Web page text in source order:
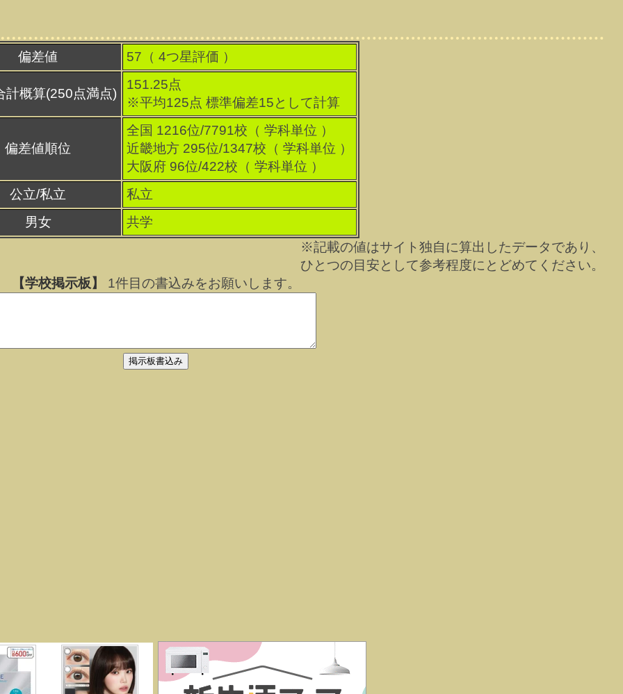
偏差値 57（ 4つ星評価 ）
計概算(250点満点)
151.25点
※平均125点 標準偏差15として計算
偏差値順位
全国 1216位/7791校（ 学科単位 ）
近畿地方 295位/1347校（ 学科単位 ）
大阪府 96位/422校（ 学科単位 ）
公立/私立
私立
男女
共学
※記載の値はサイト独自に算出したデータであり、
ひとつの目安として参考程度にとどめてください。
【学校掲示板】
1件目の書込みをお願いします。